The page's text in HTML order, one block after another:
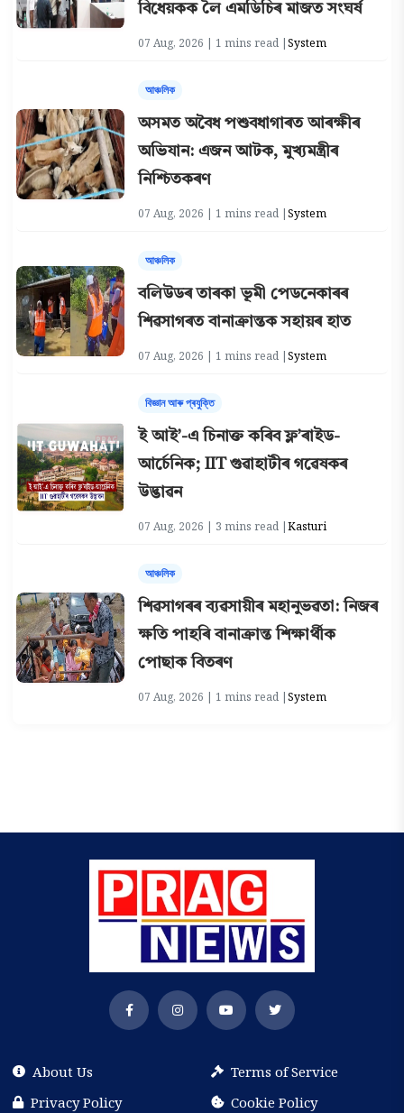
বিধেয়কক লৈ এমডিচিৰ মাজত সংঘৰ্ষ
07 Aug, 2026 | 1 mins read |System
আঞ্চলিক
অসমত অবৈধ পশুবধাগাৰত আৰক্ষীৰ
অভিযান: এজন আটক, মুখ্যমন্ত্ৰীৰ
নিশ্চিতকৰণ
07 Aug, 2026 | 1 mins read |System
আঞ্চলিক
বলিউডৰ তাৰকা ভূমী পেডনেকাৰৰ
শিৱসাগৰত বানাক্ৰান্তক সহায়ৰ হাত
07 Aug, 2026 | 1 mins read |System
বিজ্ঞান আৰু প্ৰযুক্তি
ই আই’-এ চিনাক্ত কৰিব ফ্ল’ৰাইড-
আৰ্চেনিক; IIT গুৱাহাটীৰ গৱেষকৰ
উদ্ভাৱন
07 Aug, 2026 | 3 mins read |Kasturi
আঞ্চলিক
শিৱসাগৰৰ ব্যৱসায়ীৰ মহানুভৱতা: নিজৰ
ক্ষতি পাহৰি বানাক্ৰান্ত শিক্ষাৰ্থীক
পোছাক বিতৰণ
07 Aug, 2026 | 1 mins read |System
About Us
Terms of Service
Privacy Policy
Cookie Policy